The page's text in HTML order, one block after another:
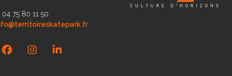
04 75 80 11 50
Facebook
InstagramLinkedIn